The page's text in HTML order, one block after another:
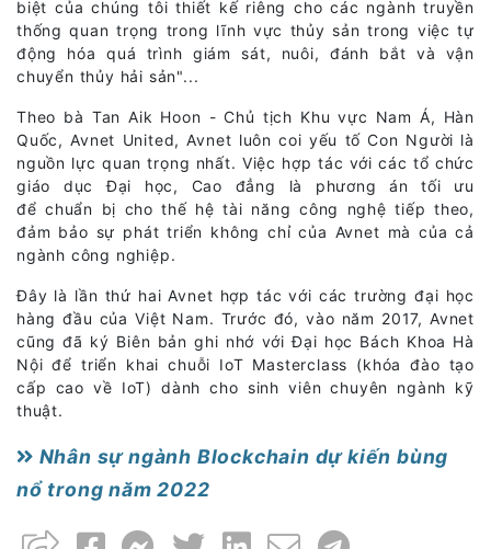
biệt của chúng tôi thiết kế riêng cho các ngành truyền
thống quan trọng trong lĩnh vực thủy sản trong việc tự
động hóa quá trình giám sát, nuôi, đánh bắt và vận
chuyển thủy hải sản"...
Theo bà Tan Aik Hoon - Chủ tịch Khu vực Nam Á, Hàn
Quốc, Avnet United, Avnet luôn coi yếu tố Con Người là
nguồn lực quan trọng nhất. Việc hợp tác với các tổ chức
giáo dục Đại học, Cao đẳng là phương án tối ưu
để chuẩn bị cho thế hệ tài năng công nghệ tiếp theo,
đảm bảo sự phát triển không chỉ của Avnet mà của cả
ngành công nghiệp.
Đây là lần thứ hai Avnet hợp tác với các trường đại học
hàng đầu của Việt Nam. Trước đó, vào năm 2017, Avnet
cũng đã ký Biên bản ghi nhớ với Đại học Bách Khoa Hà
Nội để triển khai chuỗi IoT Masterclass (khóa đào tạo
cấp cao về IoT) dành cho sinh viên chuyên ngành kỹ
thuật.
Nhân sự ngành Blockchain dự kiến bùng
nổ trong năm 2022